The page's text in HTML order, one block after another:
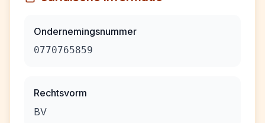
Ondernemingsnummer
0770765859
Rechtsvorm
BV